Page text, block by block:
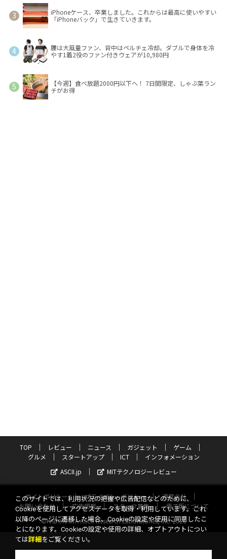
iPhoneケース、卒業しました。これからは最高に使いやすい
「iPhoneバック」で生きていきます。
腰は大風量ファン、背中はペルチェ冷却。ダブルで身体を冷
やす1着2役のファン付きウェアが10,980円
【今週】食べ放題2000円以下へ！ 7日間限定、しゃぶ葉ラン
チがお得
TOP レビュー ニュース ガジェット
ゲーム
グルメ
スタートアップ ICT
インフォメーション
ASCII.jp
MITテクノロジーレビュー
サイトポリシー プライバシーポリシー
運営会社
お問い合わせ
広告掲載 スタッフ募集
電子版について
©KADOKAWA ASCII Research Laboratories, Inc. 2026
このサイトでは、利用状況の把握や広告配信などのために、
Cookieを使用してアクセスデータを取得・利用しています。これ
以降のページに遷移した場合、Cookieの設定や使用に同意したこ
とになります。Cookieの設定や使用の詳細、オプトアウトについ
ては詳細 をご覧ください。